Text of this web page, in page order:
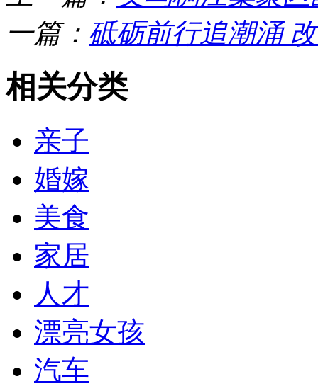
一篇： 砥砺前行追潮涌
相关分类
亲子
婚嫁
美食
家居
人才
漂亮女孩
汽车